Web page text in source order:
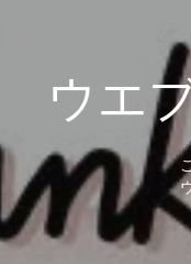
ウエ